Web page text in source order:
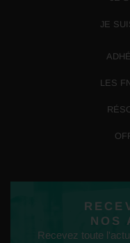
JE
LES
NOS
Recevez toute